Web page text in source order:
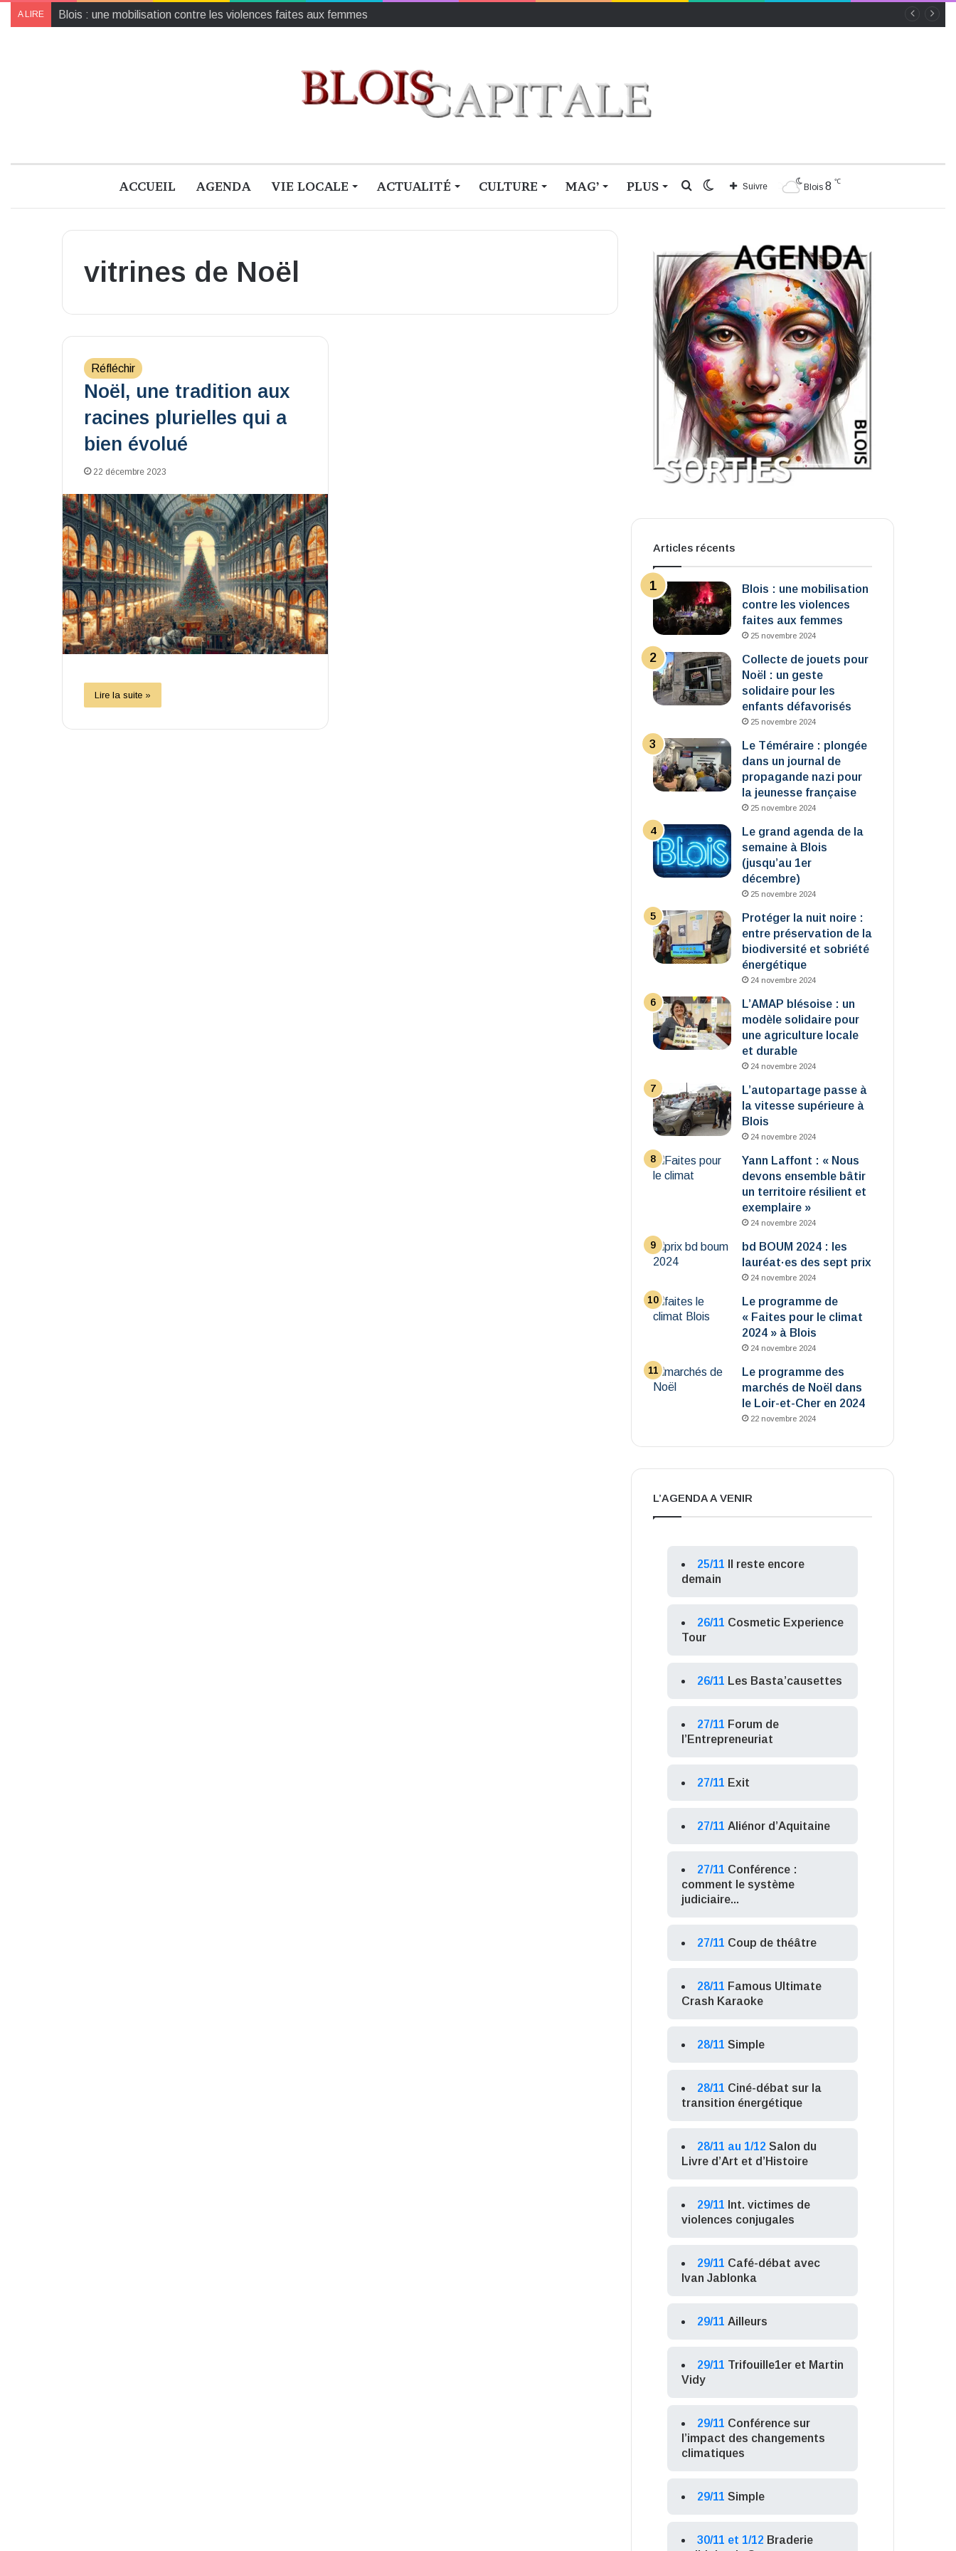
A LIRE Collecte de jouets pour Noël : un geste solidaire pour les enfants défavorisés
ACCUEIL AGENDA VIE LOCALE ACTUALITÉ CULTURE MAG’ PLUS Blois 8 ℃
Suivre
Switch
Rechercher
vitrines de Noël
Réfléchir
Noël, une tradition aux
racines plurielles qui a
bien évolué
22 décembre 2023
Lire la suite »
Articles récents
Blois : une mobilisation
contre les violences
faites aux femmes
25 novembre 2024
Collecte de jouets pour
Noël : un geste
solidaire pour les
enfants défavorisés
25 novembre 2024
Le Téméraire : plongée
dans un journal de
propagande nazi pour
la jeunesse française
25 novembre 2024
Le grand agenda de la
semaine à Blois
(jusqu’au 1er
décembre)
25 novembre 2024
Protéger la nuit noire :
entre préservation de la
biodiversité et sobriété
énergétique
24 novembre 2024
L’AMAP blésoise : un
modèle solidaire pour
une agriculture locale
et durable
24 novembre 2024
L’autopartage passe à
la vitesse supérieure à
Blois
24 novembre 2024
Yann Laffont : « Nous
devons ensemble bâtir
un territoire résilient et
exemplaire »
24 novembre 2024
bd BOUM 2024 : les
lauréat·es des sept prix
24 novembre 2024
Le programme de
« Faites pour le climat
2024 » à Blois
24 novembre 2024
Le programme des
marchés de Noël dans
le Loir-et-Cher en 2024
22 novembre 2024
L’AGENDA A VENIR
25/11
Il reste encore
demain
26/11 Cosmetic Experience
Tour
26/11 Les Basta’causettes
27/11 Forum de
l’Entrepreneuriat
27/11 Exit
27/11 Aliénor d’Aquitaine
27/11 Conférence :
comment le système
judiciaire...
27/11 Coup de théâtre
28/11 Famous Ultimate
Crash Karaoke
28/11 Simple
28/11 Ciné-débat sur la
transition énergétique
28/11 au 1/12 Salon du
Livre d’Art et d’Histoire
29/11 Int. victimes de
violences conjugales
29/11 Café-débat avec
Ivan Jablonka
29/11 Ailleurs
29/11 Trifouille1er et Martin
Vidy
29/11 Conférence sur
l’impact des changements
climatiques
29/11 Simple
30/11 et 1/12 Braderie